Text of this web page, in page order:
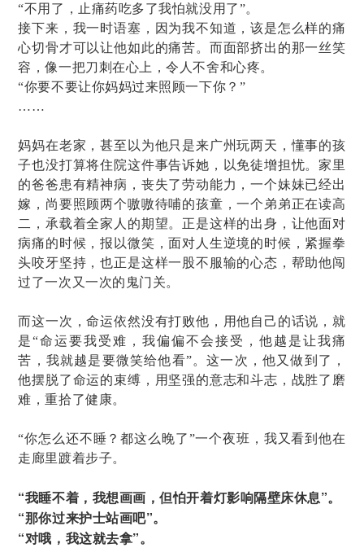
“不用了，止痛药吃多了我怕就没用了”。
接下来，我一时语塞，因为我不知道，该是怎么样的痛
心切骨才可以让他如此的痛苦。而面部挤出的那一丝笑
容，像一把刀刺在心上，令人不舍和心疼。
“你要不要让你妈妈过来照顾一下你？”
……
妈妈在老家，甚至以为他只是来广州玩两天，懂事的孩
子也没打算将住院这件事告诉她，以免徒增担忧。家里
的爸爸患有精神病，丧失了劳动能力，一个妹妹已经出
嫁，尚要照顾两个嗷嗷待哺的孩童，一个弟弟正在读高
二，承载着全家人的期望。正是这样的出身，让他面对
病痛的时候，报以微笑，面对人生逆境的时候，紧握拳
头咬牙坚持，也正是这样一股不服输的心态，帮助他闯
过了一次又一次的鬼门关。
而这一次，命运依然没有打败他，用他自己的话说，就
是“命运要我受难，我偏偏不会接受，他越是让我痛
苦，我就越是要微笑给他看”。这一次，他又做到了，
他摆脱了命运的束缚，用坚强的意志和斗志，战胜了磨
难，重拾了健康。
“你怎么还不睡？都这么晚了”一个夜班，我又看到他在
走廊里踱着步子。
“我睡不着，我想画画，但怕开着灯影响隔壁床休息”。
“那你过来护士站画吧”。
“对哦，我这就去拿”。